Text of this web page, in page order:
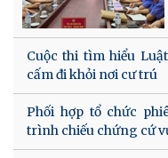
Cuộc thi tìm hiểu
cấm đi khỏi nơi cư trú
Phối hợp tổ chức
trình chiếu chứng cứ